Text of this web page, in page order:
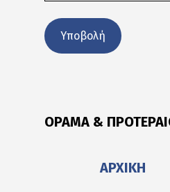
ΟΡΑΜΑ &
ΑΡΧΙΚΗ